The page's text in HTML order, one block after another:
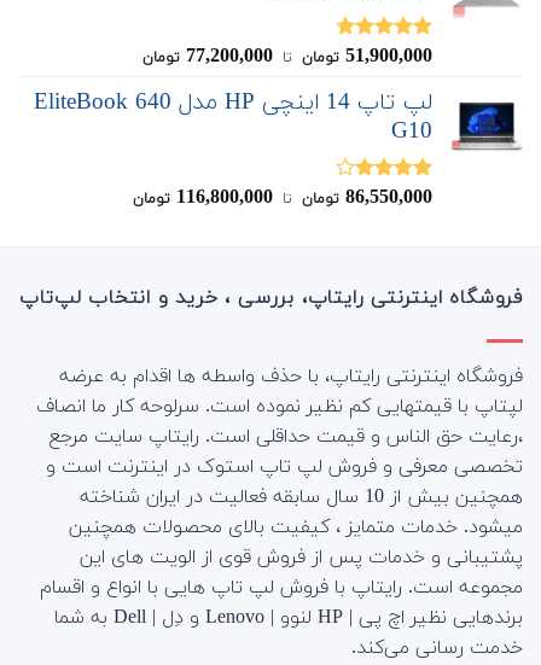
نمره4.67
51,900,000 تومان ‌ تا ‌ 77,200,000 تومان
لپ تاپ 14 اینچی HP مدل EliteBook 640
G10
نمره
86,550,000 تومان ‌ تا ‌ 116,800,000 تومان
فروشگاه اینترنتی رایتاپ، بررسی ، خرید و انتخاب لپ‌تاپ
فروشگاه اینترنتی رایتاپ، با حذف واسطه ها اقدام به عرضه
لپتاپ با قیمتهایی کم نظیر نموده است. سرلوحه کار ما انصاف
،رعایت حق الناس و قیمت حداقلی است. رایتاپ سایت مرجع
تخصصی معرفی و فروش لپ تاپ استوک در اینترنت است و
همچنین بیش از 10 سال سابقه فعالیت در ایران شناخته
میشود. خدمات متمایز ، کیفیت بالای محصولات همچنین
پشتیبانی و خدمات پس از فروش قوی از الویت های این
مجموعه است. رایتاپ با فروش لپ تاپ هایی با انواع و اقسام
برندهایی نظیر اچ پی | HP لنوو | Lenovo و دِل | Dell به شما
خدمت رسانی می‌کند.